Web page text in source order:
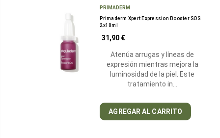
PRIMADERM
Primaderm Xpert Expression Booster SOS
2x10ml
31,90 €
Atenúa arrugas y líneas de
expresión mientras mejora la
luminosidad de la piel. Este
tratamiento in…
AGREGAR AL CARRITO